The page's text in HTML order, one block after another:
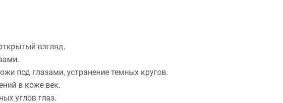
взгляд.
под глазами, устранение темных кругов.
в коже век.
углов глаз.